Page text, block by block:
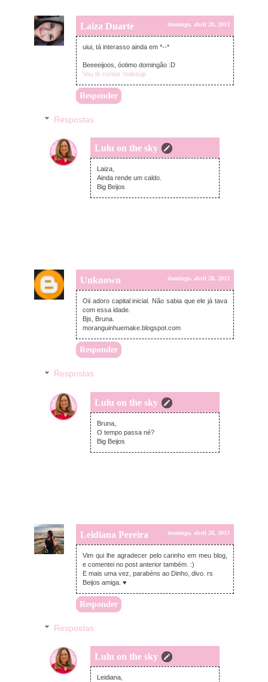
Laiza Duarte domingo, abril 28, 2013
uiui, tá interasso ainda em *--*
Beeeeijoos, óotimo domingão :D
Vou te contar makeup
Responder
Respostas
Lulu on the sky
segunda-feira, abril 29, 2013
Laiza,
Ainda rende um caldo.
Big Beijos
Unknown domingo, abril 28, 2013
Oii adoro capital inicial. Não sabia que ele já tava
com essa idade.
Bjs, Bruna.
moranguinhuemake.blogspot.com
Responder
Respostas
Lulu on the sky
segunda-feira, abril 29, 2013
Bruna,
O tempo passa né?
Big Beijos
Leidiana Pereira domingo, abril 28, 2013
Vim qui lhe agradecer pelo carinho em meu blog,
e comentei no post anterior também. :)
E mais uma vez, parabéns ao Dinho, divo. rs
Beijos amiga. ♥
Responder
Respostas
Lulu on the sky
segunda-feira, abril 29, 2013
Leidiana,